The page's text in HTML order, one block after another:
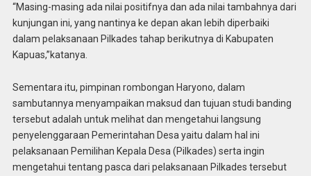
“Masing-masing ada nilai positifnya dan ada nilai tambahnya dari
kunjungan ini, yang nantinya ke depan akan lebih diperbaiki
dalam pelaksanaan Pilkades tahap berikutnya di Kabupaten
Kapuas,”katanya.
Sementara itu, pimpinan rombongan Haryono, dalam
sambutannya menyampaikan maksud dan tujuan studi banding
tersebut adalah untuk melihat dan mengetahui langsung
penyelenggaraan Pemerintahan Desa yaitu dalam hal ini
pelaksanaan Pemilihan Kepala Desa (Pilkades) serta ingin
mengetahui tentang pasca dari pelaksanaan Pilkades tersebut